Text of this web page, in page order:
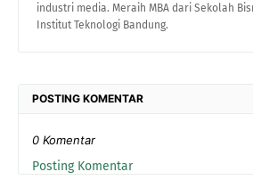
industri media. Meraih MBA dari Sekolah
Institut Teknologi Bandung.
POSTING KOMENTAR
0 Komentar
Posting Komentar